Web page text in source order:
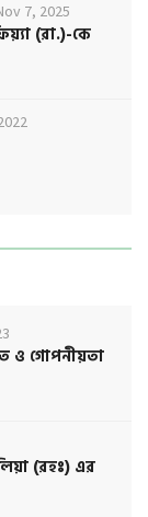
7, 2025
(রা.)-কে
ও গোপনীয়তা
(রহঃ) এর